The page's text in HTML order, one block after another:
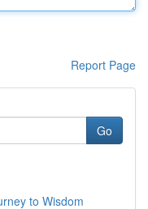
Report Page
Go
to Wisdom